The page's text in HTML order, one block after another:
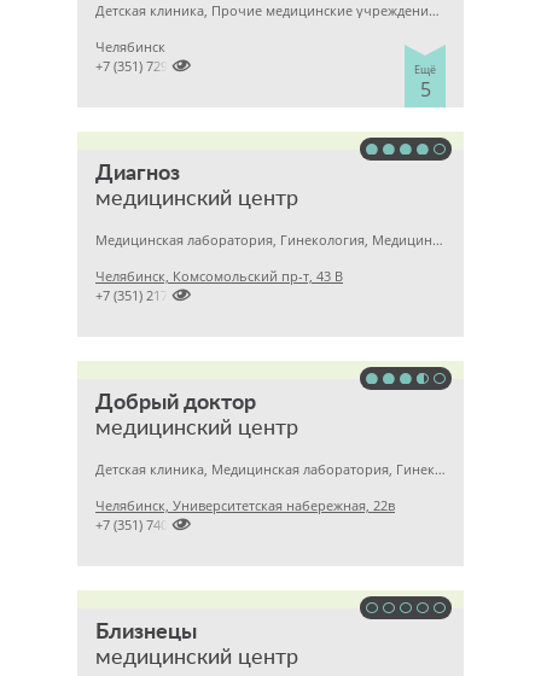
Детская клиника, Прочие медицинские учреждения, Гинекология
Ещё
5
Челябинск

+7 (351) 7298929
Диагноз
медицинский центр
Медицинская лаборатория, Гинекология, Медицинский центр
Челябинск, Комсомольский пр-т, 43 В

+7 (351) 2172020
Добрый доктор
медицинский центр
Детская клиника, Медицинская лаборатория, Гинекология
Челябинск, Университетская набережная, 22в

+7 (351) 7405750
Близнецы
медицинский центр